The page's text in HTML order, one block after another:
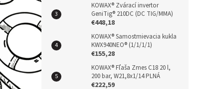
KOWAX® Zvárací invertor
GeniTig® 210DC (DC TIG/MMA)
€448,18
KOWAX® Samostmievacia kukla
KWX940NEO® (1/1/1/1)
€155,28
KOWAX® Fľaša Zmes C18 20 l,
200 bar, W21,8x1/14 PLNÁ
€222,59